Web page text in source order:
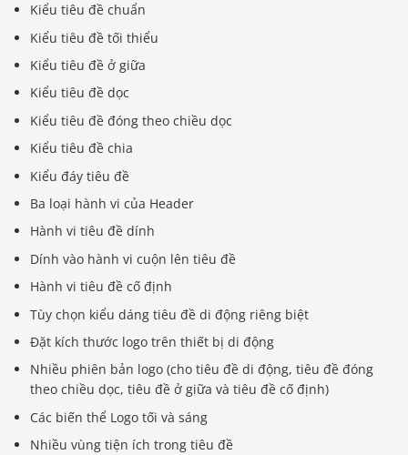
Kiểu tiêu đề chuẩn
Kiểu tiêu đề tối thiểu
Kiểu tiêu đề ở giữa
Kiểu tiêu đề dọc
Kiểu tiêu đề đóng theo chiều dọc
Kiểu tiêu đề chia
Kiểu đáy tiêu đề
Ba loại hành vi của Header
Hành vi tiêu đề dính
Dính vào hành vi cuộn lên tiêu đề
Hành vi tiêu đề cố định
Tùy chọn kiểu dáng tiêu đề di động riêng biệt
Đặt kích thước logo trên thiết bị di động
Nhiều phiên bản logo (cho tiêu đề di động, tiêu đề đóng
theo chiều dọc, tiêu đề ở giữa và tiêu đề cố định)
Các biến thể Logo tối và sáng
Nhiều vùng tiện ích trong tiêu đề